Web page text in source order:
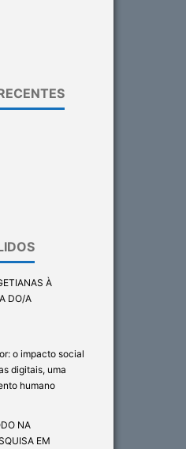
À
DO/A
o impacto social
digitais, uma
humano
NA
EM